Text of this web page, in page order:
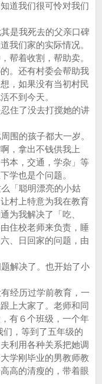
道我们很可怜对我们
是我死去的父亲口碑
我们家的实际情况。
帮着收割，帮助卖。
。还有村委会帮助我
，如果没有当初村民
不到今天。
住了没去打搅她的讲
围的孩子都大一岁。
，拿出不钱供我上
本，交通，学杂」等
学也是个问题。
「聪明漂亮的小姑
村上特意为我在教育
为我解决了「吃、
住校老师来负责，睡
、日回家的问题，由
解决了。也开始了小
经历过学前教育，一
上大家了。老师和同
有６个班级，一个年
，等到了五年级的
利用各种关系把她调
学刚毕业的男教师教
高的清瘦的，带着眼